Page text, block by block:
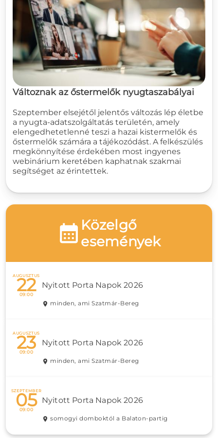
Változnak az őstermelők nyugtaszabályai
Szeptember elsejétől jelentős változás lép életbe
a nyugta-adatszolgáltatás területén, amely
elengedhetetlenné teszi a hazai kistermelők és
őstermelők számára a tájékozódást. A felkészülés
megkönnyítése érdekében most ingyenes
webinárium keretében kaphatnak szakmai
segítséget az érintettek.
Közelgő
események
AUGUSZTUS
22
09:00
Nyitott Porta Napok 2026
minden, ami Szatmár-Bereg
AUGUSZTUS
23
09:00
Nyitott Porta Napok 2026
minden, ami Szatmár-Bereg
SZEPTEMBER
05
09:00
Nyitott Porta Napok 2026
somogyi domboktól a Balaton-partig